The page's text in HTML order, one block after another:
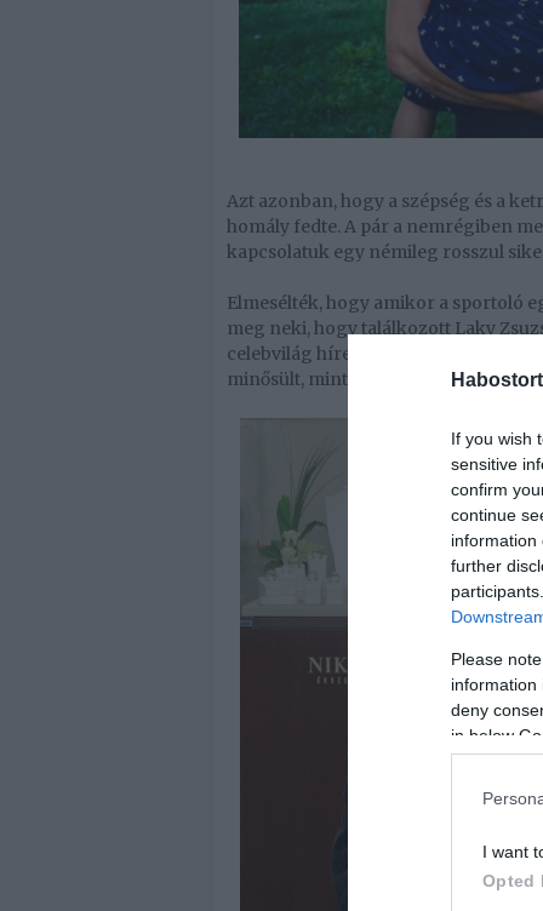
If you wish
sensitive
confirm
continue
information
further
Please
information
deny
in below
I want
Opted
Azt azonban, hogy a szépség és a
homály fedte. A pár a nemrégiben
kapcsolatuk egy némileg rosszul
Elmesélték, hogy amikor a sportoló
meg neki, hogy találkozott Laky
celebvilág híreit, s mikor
minősült, mint jónak.